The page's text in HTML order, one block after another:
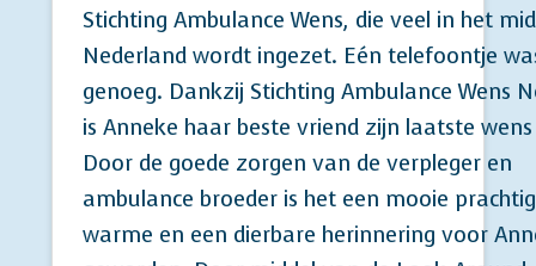
Stichting Ambulance Wens, die veel in het
Nederland wordt ingezet. Eén telefoontje
genoeg. Dankzij Stichting Ambulance Wens
is Anneke haar beste vriend zijn laatste
Door de goede zorgen van de verpleger en
ambulance broeder is het een mooie
warme en een dierbare herinnering voor